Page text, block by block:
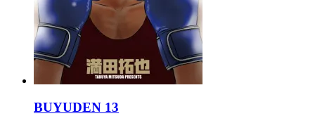
BUYUDEN 13